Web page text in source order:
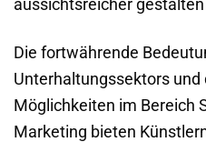
Die fortwährende
Unterhaltungssektors und
Möglichkeiten im Bereich
Marketing bieten